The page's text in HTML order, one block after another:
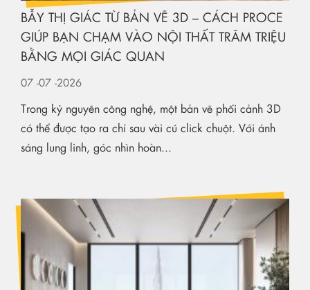
BẪY THỊ GIÁC TỪ BẢN VẼ 3D – CÁCH PROCE
GIÚP BẠN CHẠM VÀO NỘI THẤT TRĂM TRIỆU
BẰNG MỌI GIÁC QUAN
07 -07 -2026
Trong kỷ nguyên công nghệ, một bản vẽ phối cảnh 3D
có thể được tạo ra chỉ sau vài cú click chuột. Với ánh
sáng lung linh, góc nhìn hoàn...